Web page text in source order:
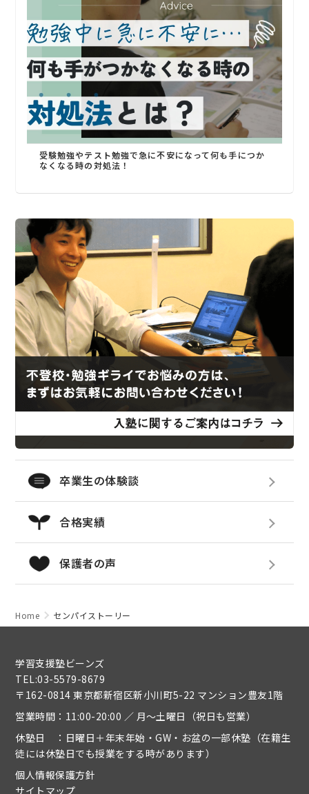
受験勉強やテスト勉強で急に不安になって何も手につか
なくなる時の対処法！
卒業生の体験談
合格実績
保護者の声
Home センパイストーリー
学習支援塾ビーンズ
TEL:03-5579-8679
〒162-0814 東京都新宿区新小川町5-22 マンション豊友1階
営業時間：11:00-20:00 ／ 月～土曜日（祝日も営業）
休塾日 ：日曜日＋年末年始・GW・お盆の一部休塾（在籍生
徒には休塾日でも授業をする時があります）
個人情報保護方針
サイトマップ